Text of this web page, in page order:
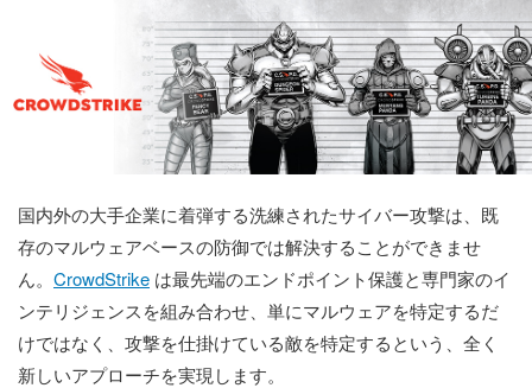
国内外の大手企業に着弾する洗練されたサイバー攻撃は、既
存のマルウェアベースの防御では解決することができませ
ん。 CrowdStrike は最先端のエンドポイント保護と専門家のイ
ンテリジェンスを組み合わせ、単にマルウェアを特定するだ
けではなく、攻撃を仕掛けている敵を特定するという、全く
新しいアプローチを実現します。